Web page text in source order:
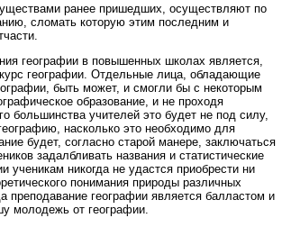
ранее пришедших, осуществляют по
сломать которую этим последним и
географии в повышен­ных школах является,
географии. Отдельные лица, обладающие
быть может, и смогли бы с некоторым
образование, и не про­ходя
большинства учителей это будет не под силу,
насколько это необходимо для
будет, согласно старой манере, заключаться
задалбливать названия и ста­тистические
ученикам никогда не удастся приобрести ни
понимания природы различных
преподавание географии является балластом и
молодежь от географии.